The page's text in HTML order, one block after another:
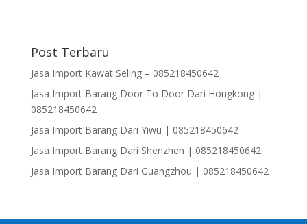
Post Terbaru
Jasa Import Kawat Seling – 085218450642
Jasa Import Barang Door To Door Dari Hongkong |
085218450642
Jasa Import Barang Dari Yiwu | 085218450642
Jasa Import Barang Dari Shenzhen | 085218450642
Jasa Import Barang Dari Guangzhou | 085218450642